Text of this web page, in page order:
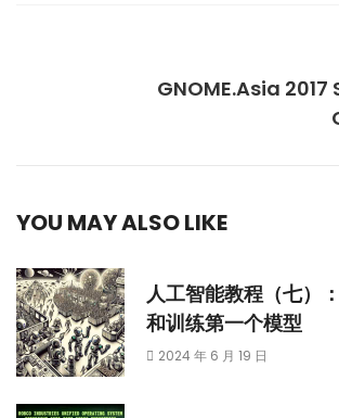
GNOME.Asia
YOU MAY ALSO LIKE
人工智能教程（七
和训练第一个模型
2024 年 6 月 19 日